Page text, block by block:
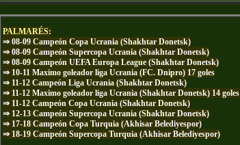
PALMARÉS:
⇒ 08-09 Campeón Copa Ucrania (Shakhtar Donetsk)
⇒ 08-09 Campeón Supercopa Ucrania (Shakhtar Donetsk)
⇒ 08-09 Campeón UEFA Europa League (Shakhtar Donetsk)
⇒ 10-11 Maximo goleador liga Ucrania (FC. Dnipro) 17 goles
⇒ 11-12 Campeón Liga Ucrania (Shakhtar Donetsk)
⇒ 11-12 Maximo goleador liga Ucrania (Shakhtar Donetsk) 14 goles
⇒ 11-12 Campeón Copa Ucrania (Shakhtar Donetsk)
⇒ 12-13 Campeón Supercopa Ucrania (Shakhtar Donetsk)
⇒ 17-18 Campeón Copa Turquia (Akhisar Belediyespor)
⇒ 18-19 Campeón Supercopa Turquia (Akhisar Belediyespor)